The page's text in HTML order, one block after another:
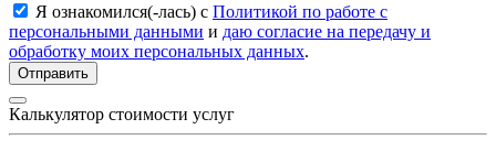
Я ознакомился(-лась) с Политикой по работе с
персональными данными и даю согласие на передачу и
обработку моих персональных данных.
Калькулятор стоимости услуг